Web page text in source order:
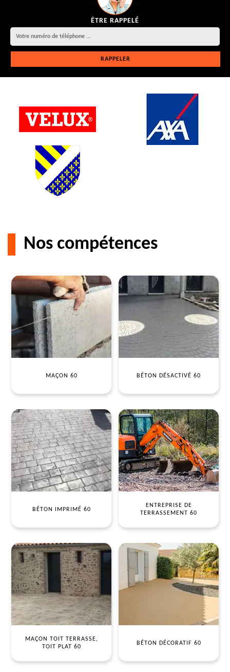
ÊTRE RAPPELÉ
Nos compétences
MAÇON 60 BÉTON DÉSACTIVÉ 60
BÉTON IMPRIMÉ 60
ENTREPRISE DE
TERRASSEMENT 60
MAÇON TOIT TERRASSE,
TOIT PLAT 60
BÉTON DÉCORATIF 60